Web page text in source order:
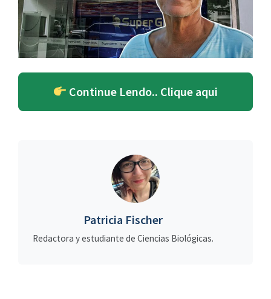
Continue Lendo.. Clique aqui
Patricia Fischer
Redactora y estudiante de Ciencias Biológicas.